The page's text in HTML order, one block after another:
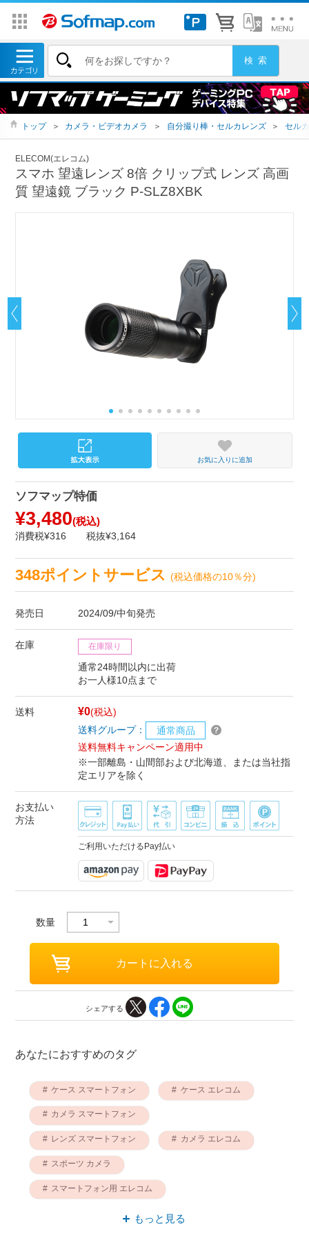
トップ ＞ カメラ・ビデオカメラ ＞ 自分撮り棒・セルカレンズ ＞ セル
ELECOM(エレコム)
スマホ 望遠レンズ 8倍 クリップ式 レンズ 高画
質 望遠鏡 ブラック P-SLZ8XBK
お気に入りに追加
ソフマップ特価
¥3,480(税込)
消費税¥316 税抜¥3,164
348ポイントサービス(税込価格の10％分)
発売日 2024/09/中旬発売
在庫 在庫限り
通常24時間以内に出荷
お一人様10点まで
送料 ¥0(税込)
送料グループ：
通常商品
送料無料キャンペーン適用中
※一部離島・山間部および北海道、または当社指
定エリアを除く
お支払い
方法
ご利用いただけるPay払い
数量
シェアする
あなたにおすすめのタグ
ケース スマートフォン ケース エレコム
カメラ スマートフォン
レンズ スマートフォン カメラ エレコム
スポーツ カメラ
スマートフォン用 エレコム
スマートフォン用 カメラ
もっと見る